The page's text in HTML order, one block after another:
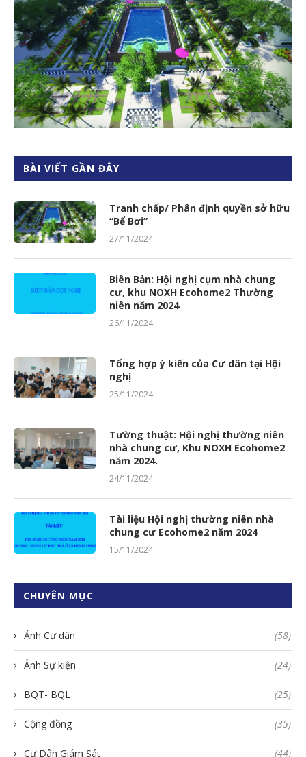
BÀI VIẾT GẦN ĐÂY
Tranh chấp/ Phân định quyền sở hữu
“Bể Bơi”
27/11/2024
Biên Bản: Hội nghị cụm nhà chung
cư, khu NOXH Ecohome2 Thường
niên năm 2024
26/11/2024
Tổng hợp ý kiến của Cư dân tại Hội
nghị
25/11/2024
Tường thuật: Hội nghị thường niên
nhà chung cư, Khu NOXH Ecohome2
năm 2024.
24/11/2024
Tài liệu Hội nghị thường niên nhà
chung cư Ecohome2 năm 2024
15/11/2024
CHUYÊN MỤC
Ảnh Cư dân (58)
Ảnh Sự kiện (24)
BQT- BQL (25)
Cộng đồng (35)
Cư Dân Giám Sát (44)